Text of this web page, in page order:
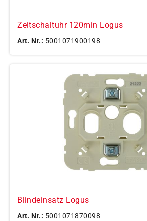
Zeitschaltuhr 120min Logus
Art. Nr.: 5001071900198
Blindeinsatz Logus
Art. Nr.: 5001071870098